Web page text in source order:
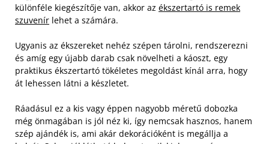
különféle kiegészítője van, akkor az ékszertartó is remek
szuvenír lehet a számára.
Ugyanis az ékszereket nehéz szépen tárolni, rendszerezni
és amíg egy újabb darab csak növelheti a káoszt, egy
praktikus ékszertartó tökéletes megoldást kínál arra, hogy
át lehessen látni a készletet.
Ráadásul ez a kis vagy éppen nagyobb méretű dobozka
még önmagában is jól néz ki, így nemcsak hasznos, hanem
szép ajándék is, ami akár dekorációként is megállja a